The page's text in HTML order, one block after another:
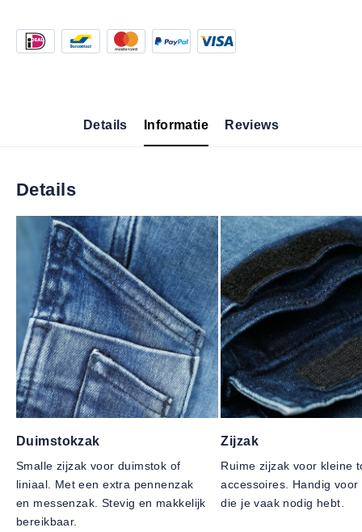
Details Informatie Reviews
Details
Duimstokzak
Smalle zijzak voor duimstok of
liniaal. Met een extra pennenzak
en messenzak. Stevig en makkelijk
bereikbaar.
Zijzak
Ruime zijzak voor kleine
accessoires. Handig voor
die je vaak nodig hebt.